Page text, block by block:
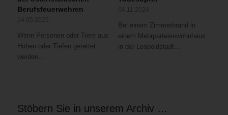
Berufsfeuerwehren
Wenn Personen oder Tiere aus
Höhen oder Tiefen gerettet
werden…
Bei einem Zimmerbrand in
einem Mehrparteienwohnhaus
in der Leopoldstadt…
Stöbern Sie in unserem Archiv …